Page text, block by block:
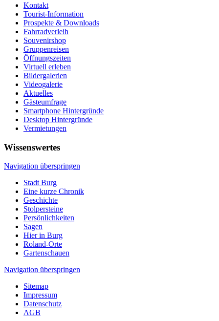
Kontakt
Tourist-Information
Prospekte & Downloads
Fahrradverleih
Souvenirshop
Gruppenreisen
Öffnungszeiten
Virtuell erleben
Bildergalerien
Videogalerie
Aktuelles
Gästeumfrage
Smartphone Hintergründe
Desktop Hintergründe
Vermietungen
Wissenswertes
Navigation überspringen
Stadt Burg
Eine kurze Chronik
Geschichte
Stolpersteine
Persönlichkeiten
Sagen
Hier in Burg
Roland-Orte
Gartenschauen
Navigation überspringen
Sitemap
Impressum
Datenschutz
AGB